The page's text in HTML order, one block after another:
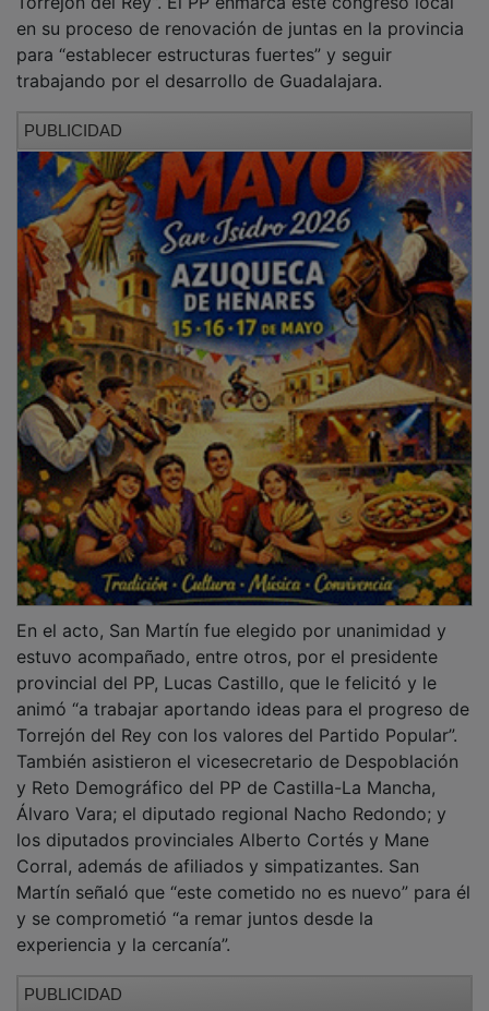
en su proceso de renovación de juntas en la provincia
para “establecer estructuras fuertes” y seguir
trabajando por el desarrollo de Guadalajara.
estuvo acompañado, entre otros, por el presidente
provincial del PP, Lucas Castillo, que le felicitó y le
animó “a trabajar aportando ideas para el progreso de
Torrejón del Rey con los valores del Partido Popular”.
También asistieron el vicesecretario de Despoblación
y Reto Demográfico del PP de Castilla-La Mancha,
Álvaro Vara; el diputado regional Nacho Redondo; y
los diputados provinciales Alberto Cortés y Mane
Corral, además de afiliados y simpatizantes. San
Martín señaló que “este cometido no es nuevo” para él
y se comprometió “a remar juntos desde la
experiencia y la cercanía”.